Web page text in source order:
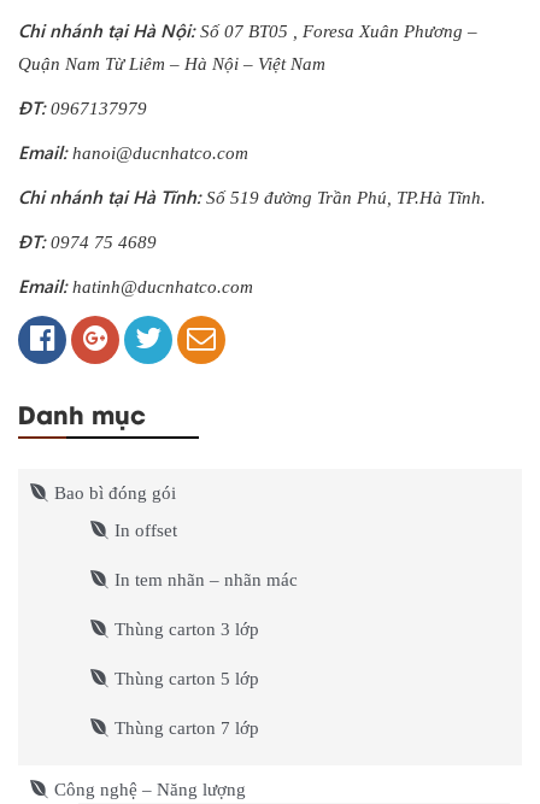
Chi nhánh tại Hà Nội:Số 07 BT05 , Foresa Xuân Phương –
Quận Nam Từ Liêm – Hà Nội – Việt Nam
ĐT:0967137979
Email: hanoi@ducnhatco.com
Chi nhánh tại Hà Tĩnh:Số 519 đường Trần Phú, TP.Hà Tĩnh.
ĐT:0974 75 4689
Email: hatinh@ducnhatco.com
Danh mục
Bao bì đóng gói
In offset
In tem nhãn – nhãn mác
Thùng carton 3 lớp
Thùng carton 5 lớp
Thùng carton 7 lớp
Công nghệ – Năng lượng